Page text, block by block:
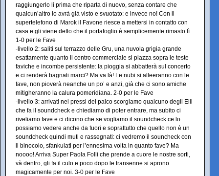
raggiungerlo lì prima che riparta di nuovo, senza contare che
qualcun’altro lo avrà già visto e svuotato: e invece no! Con il
supertelefono di Marok il Favone riesce a mettersi in contatto con
casa e gli viene detto che il portafoglio è semplicemente rimasto lì.
1-0 per le Fave
-livello 2: saliti sul terrazzo delle Gru, una nuvola grigia grande
esattamente quanto il centro commerciale si piazza sopra le teste
faviche e incombe persistente: la pioggia si abbatterà sul concerto
e ci renderà bagnati marci? Ma va là! Le nubi si alleeranno con le
fave, non pioverà neanche un po’ e anzi, già che ci sono amiche
mitigheranno la calura pomeridiana. 2-0 per le Fave
-livello 3: arrivati nei pressi del palco scorgiamo qualcuno degli Elii
che fa il soundcheck e chiediamo di poter entrare, ma subito ci
riveliamo fave e ci dicono che se vogliamo il soundcheck ce lo
possiamo vedere anche da fuori e soprattutto che quello non è un
soundcheck quindi muti e rassegnati: ci vedremo il souncheck con
il binocolo, sfankulati per l’ennesima volta in quanto fave? Ma
noooo! Arriva Super Paola Folli che prende a cuore le nostre sorti,
và dentro, gli fa il culo e poco dopo le transenne si aprono
magicamente per noi. 3-0 per le Fave